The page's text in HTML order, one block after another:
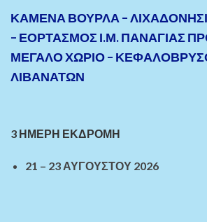
ΚΑΜΕΝΑ ΒΟΥΡΛΑ –
– ΕΟΡΤΑΣΜΟΣ Ι.Μ. ΠΑΝΑΓΙΑΣ
ΜΕΓΑΛΟ ΧΩΡΙΟ –
ΛΙΒΑΝΑΤΩΝ
3 ΗΜΕΡΗ ΕΚΔΡΟΜΗ
21 – 23 ΑΥΓΟΥΣΤΟΥ 2026